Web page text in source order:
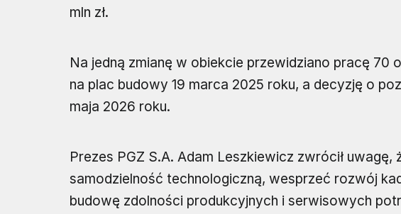
mln zł.
Na jedną zmianę w obiekcie przewidziano pracę 70
na plac budowy 19 marca 2025 roku, a decyzję o
maja 2026 roku.
Prezes PGZ S.A. Adam Leszkiewicz zwrócił
samodzielność technologiczną, wesprzeć rozwój
budowę zdolności produkcyjnych i serwisowych